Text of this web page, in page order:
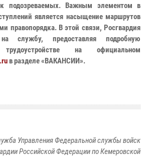
подозреваемых. Важным элементом в
является насыщение маршрутов
правопорядка. В этой связи, Росгвардия
службу, предоставляя подробную
на официальном
в разделе «ВАКАНСИИ».
Управления Федеральной службы войск
Российской Федерации по Кемеровской